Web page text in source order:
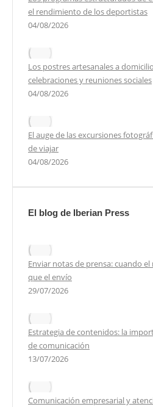
el rendimiento de los deportistas
04/08/2026
Los postres artesanales a
celebraciones y reuniones sociales
04/08/2026
El auge de las excursiones
de viajar
04/08/2026
El blog de Iberian Press
Enviar notas de prensa: cuando
que el envío
29/07/2026
Estrategia de contenidos: la
de comunicación
13/07/2026
Comunicación empresarial y